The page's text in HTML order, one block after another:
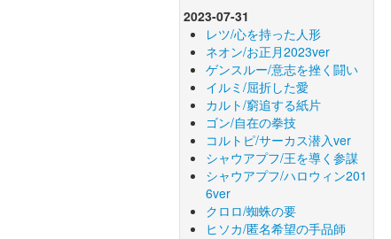
2023-07-31
レツ/心を持った人形
ネオン/お正月2023ver
ゲンスルー/意志を挫く闘い
イルミ/屈折した愛
カルト/窮追する紙片
ゴン/自在の拳技
コルトピ/サーカス潜入ver
シャウアプフ/王を導く参謀
シャウアプフ/ハロウィン201
6ver
クロロ/蜘蛛の要
ヒソカ/匿名希望の手品師